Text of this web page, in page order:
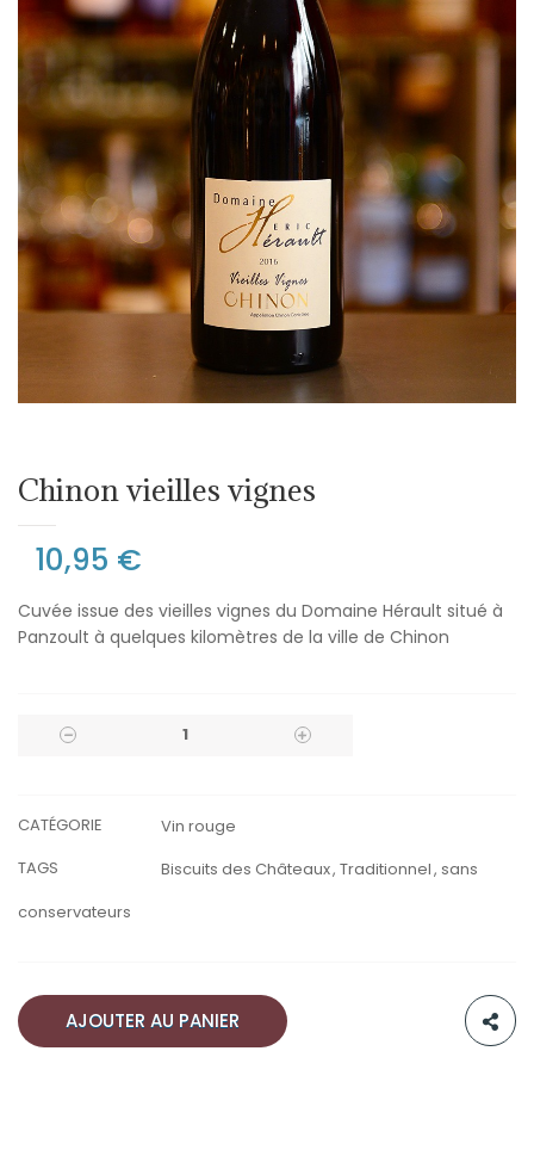
Chinon vieilles vignes
10,95 €
Cuvée issue des vieilles vignes du Domaine Hérault situé à
Panzoult à quelques kilomètres de la ville de Chinon
CATÉGORIE
Vin rouge
TAGS
Biscuits des Châteaux Traditionnel sans
conservateurs
AJOUTER AU PANIER